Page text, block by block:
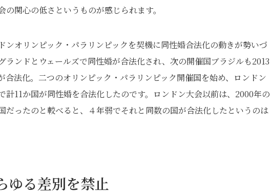
関心の低さというものが感じられます。
オリンピック・パラリンピックを契機に同性婚合法化の動きが勢いづ
ランドとウェールズで同性婚が合法化され、次の開催国ブラジルも2013
法化。二つのオリンピック・パラリンピック開催国を始め、ロンドン
11か国が同性婚を合法化したのです。ロンドン大会以前は、2000年の
だったのと較べると、４年弱でそれと同数の国が合法化したというのは
ゆる差別を禁止